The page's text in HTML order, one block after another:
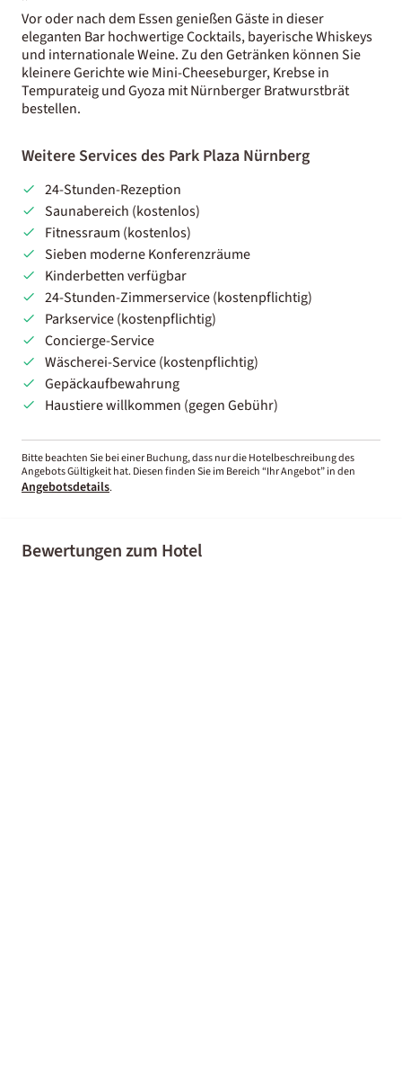
Vor oder nach dem Essen genießen Gäste in dieser
eleganten Bar hochwertige Cocktails, bayerische Whiskeys
und internationale Weine. Zu den Getränken können Sie
kleinere Gerichte wie Mini-Cheeseburger, Krebse in
Tempurateig und Gyoza mit Nürnberger Bratwurstbrät
bestellen.
Weitere Services des Park Plaza Nürnberg
24-Stunden-Rezeption
Saunabereich (kostenlos)
Fitnessraum (kostenlos)
Sieben moderne Konferenzräume
Kinderbetten verfügbar
24-Stunden-Zimmerservice (kostenpflichtig)
Parkservice (kostenpflichtig)
Concierge-Service
Wäscherei-Service (kostenpflichtig)
Gepäckaufbewahrung
Haustiere willkommen (gegen Gebühr)
Bitte beachten Sie bei einer Buchung, dass nur die Hotelbeschreibung des
Angebots Gültigkeit hat. Diesen finden Sie im Bereich “Ihr Angebot” in den
Angebotsdetails.
Bewertungen zum Hotel